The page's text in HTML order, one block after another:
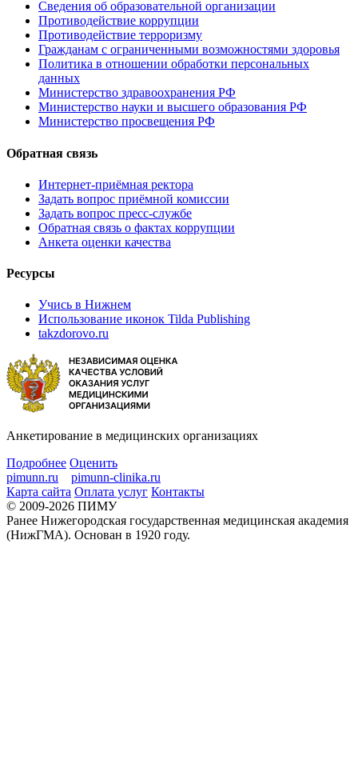
Сведения об образовательной организации
Противодействие коррупции
Противодействие терроризму
Гражданам с ограниченными возможностями здоровья
Политика в отношении обработки персональных
данных
Министерство здравоохранения РФ
Министерство науки и высшего образования РФ
Министерство просвещения РФ
Обратная связь
Интернет-приёмная ректора
Задать вопрос приёмной комиссии
Задать вопрос пресс-службе
Обратная связь о фактах коррупции
Анкета оценки качества
Ресурсы
Учись в Нижнем
Использование иконок Tilda Publishing
takzdorovo.ru
Анкетирование в медицинских организациях
Подробнее Оценить
pimunn.ru
pimunn-clinika.ru
Карта сайта Оплата услуг Контакты
© 2009-2026 ПИМУ
Ранее Нижегородская государственная медицинская академия
(НижГМА). Основан в 1920 году.